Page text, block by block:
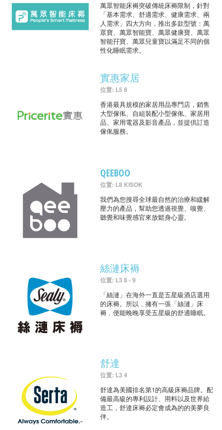
萬眾智能床褥突破傳統床褥限制，針對
「基本需求、舒適需求、健康需求、兩
人需求」四大方向，推出多款型號：萬
眾寶、萬眾智能寶、萬眾健康寶、萬眾
智能孖寶、萬眾兒童寶以滿足不同的個
性化睡眠需求。
實惠家居
位置: L5 8
香港最具規模的家居用品專門店，銷售
大型傢俬、自組裝配小型傢俬、家居用
品、家用電器及影音產品，並提供訂造
傢俬服務。
QEEBOO
位置: L8 KISOK
我們為您搜尋全球最自然的治療和緩解
壓力的產品，幫助您透過視覺、嗅覺、
聽覺和味覺感官來放鬆身心靈。
絲漣床褥
位置: L3 8 - 9
「絲漣」在海外一直是五星級酒店選用
的床褥。所以﹐擁有一張「絲漣」床
褥﹐便能晚晚享受五星級的舒適睡眠。
舒達
位置: L3 4
舒達為美國排名第1的高級床褥品牌。配
備最高級的專利設計、用料以及世界給
造工，舒達床褥必定會成為的的美夢良
伴。